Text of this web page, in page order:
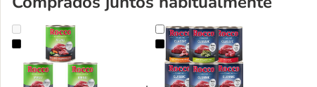
Pack mixto de prueba: Rocco Menú 6 x 800 gPack mixto de prueba: Rocco